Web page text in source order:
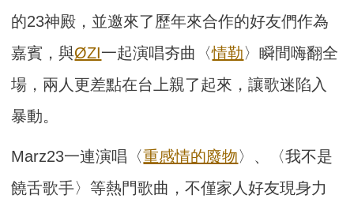
的23神殿，並邀來了歷年來合作的好友們作為
嘉賓，與ØZI一起演唱夯曲〈情勒〉瞬間嗨翻全
場，兩人更差點在台上親了起來，讓歌迷陷入
暴動。
Marz23一連演唱〈重感情的廢物〉、〈我不是
饒舌歌手〉等熱門歌曲，不僅家人好友現身力